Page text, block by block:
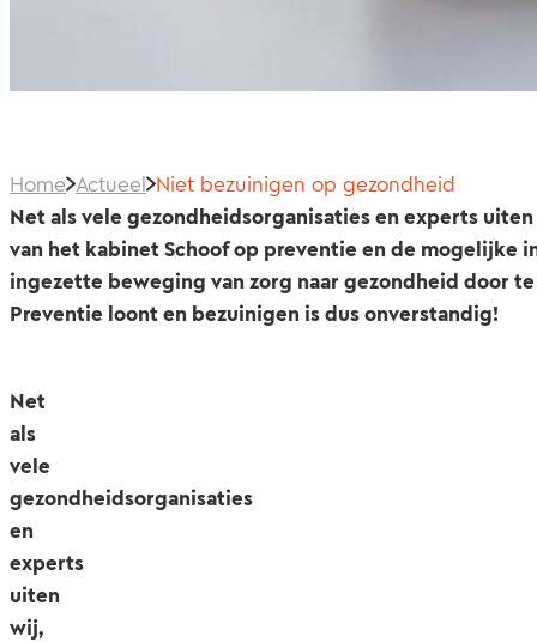
Home Actueel Niet bezuinigen op gezondheid
Net als vele gezondheidsorganisaties en experts
van het kabinet Schoof op preventie en de mogelijke
ingezette beweging van zorg naar gezondheid door
Preventie loont en bezuinigen is dus onverstandig!
Net
als
vele
gezondheidsorganisaties
en
experts
uiten
wij,